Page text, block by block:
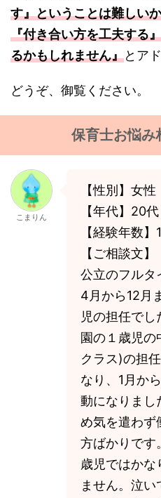
す』ということは難しい
『付き合い方を工夫する
るかもしれません』とア
どうぞ、御覧ください。
保育士お悩み
こまりん
【性別】女性
【年代】20代
【経験年数】
【ご相談文】
公立のフルタ
4月から12月
児の担任で
園の１歳児の
クラス)の担
なり、1月か
動になりまし
め気を遣わず
方ばかりです
歳児ではか
ません。泣